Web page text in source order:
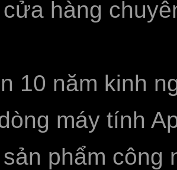
hàng
10 năm kinh
máy tính
phẩm công